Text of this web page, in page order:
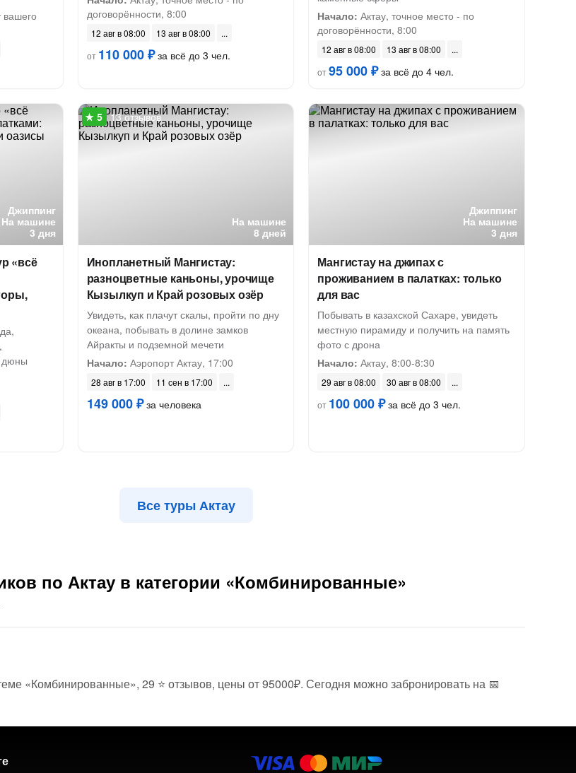
вашего
договорённости, 8:00
12 авг в 08:00
13 авг в 08:00
от 110 000 ₽за всё до 3 чел.
Начало: Актау, точное место - по
договорённости, 8:00
12 авг в 08:00
13 авг в 08:00
от95 000 ₽за всё до 4 чел.
Джиппинг
На машине
3 дня
«всё
дюны
На машине
8 дней
13 отзывов
Инопланетный Мангистау:
разноцветные каньоны, урочище
Кызылкуп и Край розовых озёр
Увидеть, как плачут скалы, пройти по дну
океана, побывать в долине замков
Айракты и подземной мечети
Начало: Аэропорт Актау, 17:00
28 авг в 17:00 11 сен в 17:00
149 000 ₽за человека
Джиппинг
На машине
3 дня
Мангистау на джипах с
проживанием в палатках: только
для вас
Побывать в казахской Сахаре, увидеть
местную пирамиду и получить на память
фото с дрона
Начало: Актау, 8:00-8:30
29 авг в 08:00
30 авг в 08:00
от 100 000 ₽за всё до 3 чел.
Все туры Актау
по Актау в категории «Комбинированные»
«Комбинированные», 29 ⭐ отзывов, цены от 95000₽. Сегодня можно забронировать на 📅